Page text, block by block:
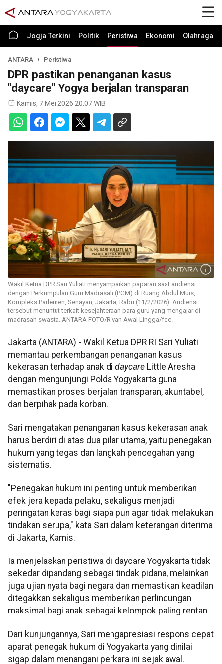
Jogja Terkini Politik Peristiwa Ekonomi Olahraga
ANTARA Peristiwa
DPR pastikan penanganan kasus
"daycare" Yogya berjalan transparan
Kamis, 7 Mei 2026 20:07 WIB
Wakil Ketua DPR Sari Yuliati menyampaikan paparan saat audiensi
dengan Perkumpulan Guru Madrasah (PGM) di Ruang Abdul Muis,
Kompleks Parlemen, Senayan, Jakarta, Rabu (11/2/2026). Audiensi
tersebut menuntut terkait kesejahteraan para guru yang mengajar di
madrasah swasta. ANTARA FOTO/Rivan Awal Lingga/foc.
Jakarta (ANTARA) - Wakil Ketua DPR RI Sari Yuliati
memantau perkembangan penanganan kasus
kekerasan terhadap anak di daycare Little Aresha
dengan mengunjungi Polda Yogyakarta guna
memastikan proses berjalan transparan, akuntabel,
dan berpihak pada korban.
Sari mengatakan penanganan kasus kekerasan anak
harus berdiri di atas dua pilar utama, yaitu penegakan
hukum yang tegas dan langkah pencegahan yang
sistematis.
"Penegakan hukum ini penting untuk memberikan
efek jera kepada pelaku, sekaligus menjadi
peringatan keras bagi siapa pun agar tidak melakukan
tindakan serupa," kata Sari dalam keterangan diterima
di Jakarta, Kamis.
Ia menjelaskan peristiwa di daycare Yogyakarta tidak
sekedar dipandang sebagai tindak pidana, melainkan
juga ujian nyata bagi negara dan memastikan keadilan
ditegakkan sekaligus memberikan perlindungan
maksimal bagi anak sebagai kelompok paling rentan.
Dari kunjungannya, Sari mengapresiasi respons cepat
aparat penegak hukum di Yogyakarta yang dinilai
sigap dalam menangani perkara ini sejak awal.